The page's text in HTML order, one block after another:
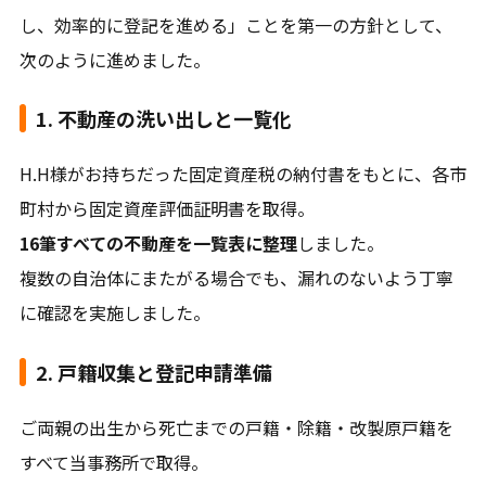
し、効率的に登記を進める」ことを第一の方針として、
次のように進めました。
1. 不動産の洗い出しと一覧化
H.H様がお持ちだった固定資産税の納付書をもとに、各市
町村から固定資産評価証明書を取得。
16筆すべての不動産を一覧表に整理しました。
複数の自治体にまたがる場合でも、漏れのないよう丁寧
に確認を実施しました。
2. 戸籍収集と登記申請準備
ご両親の出生から死亡までの戸籍・除籍・改製原戸籍を
すべて当事務所で取得。